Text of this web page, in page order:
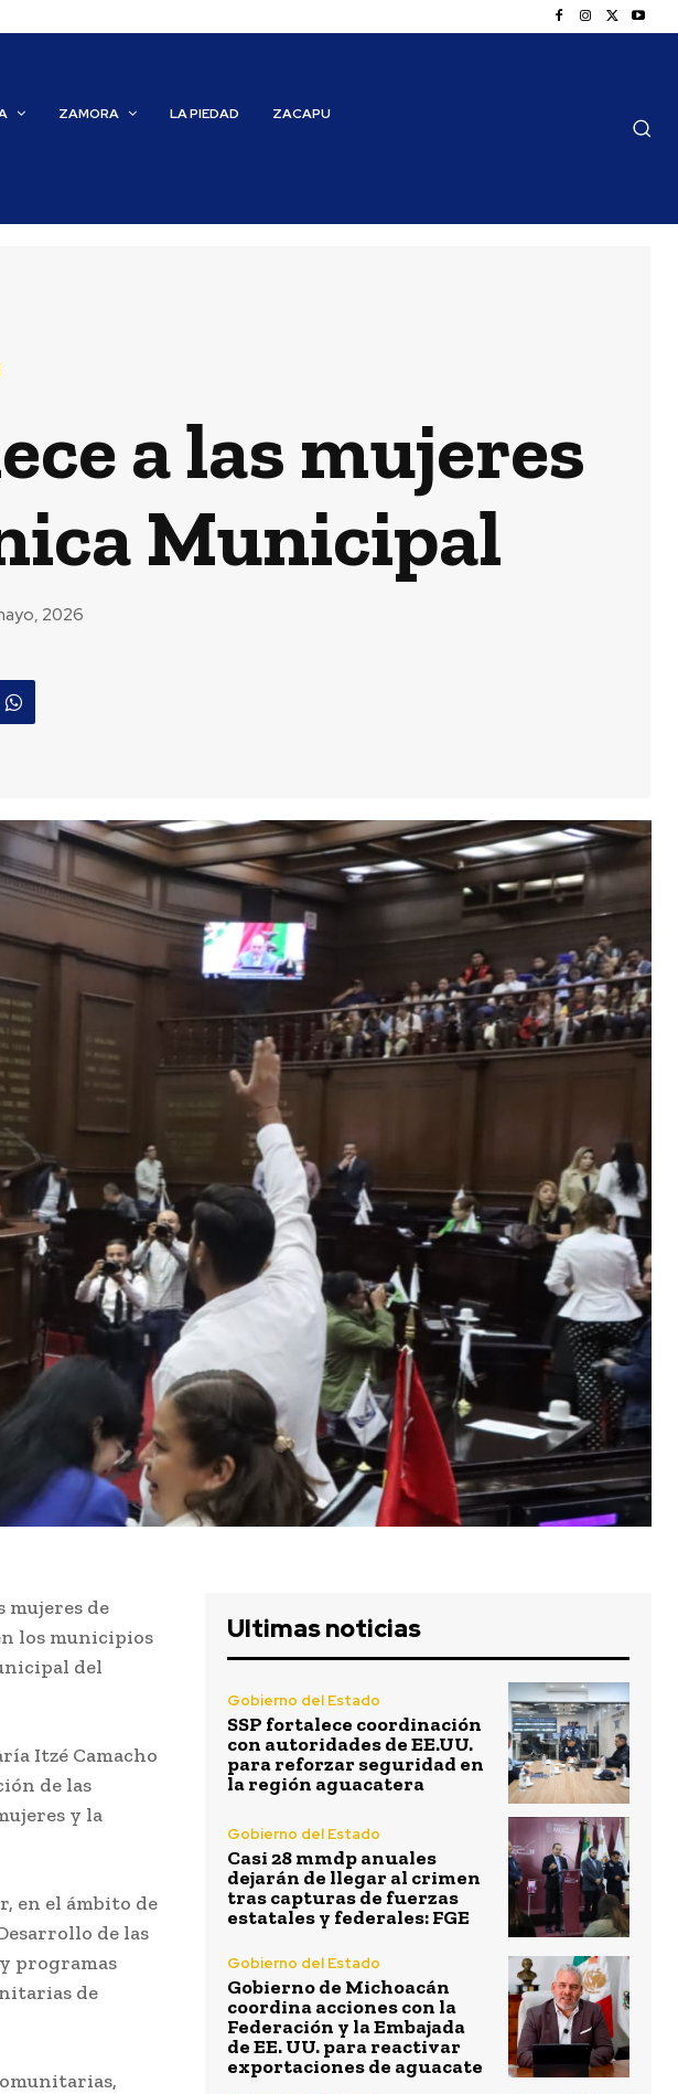
ZAMORA LA PIEDAD ZACAPU
a las mujeres
Municipal
2026
mujeres de
los municipios
del
Itzé Camacho
de las
y la
en el ámbito de
de las
programas
de
Ultimas noticias
Gobierno del Estado
SSP fortalece coordinación
con autoridades de EE.UU.
para reforzar seguridad en
la región aguacatera
Gobierno del Estado
Casi 28 mmdp anuales
dejarán de llegar al crimen
tras capturas de fuerzas
estatales y federales: FGE
Gobierno del Estado
Gobierno de Michoacán
coordina acciones con la
Federación y la Embajada
de EE. UU. para reactivar
exportaciones de aguacate